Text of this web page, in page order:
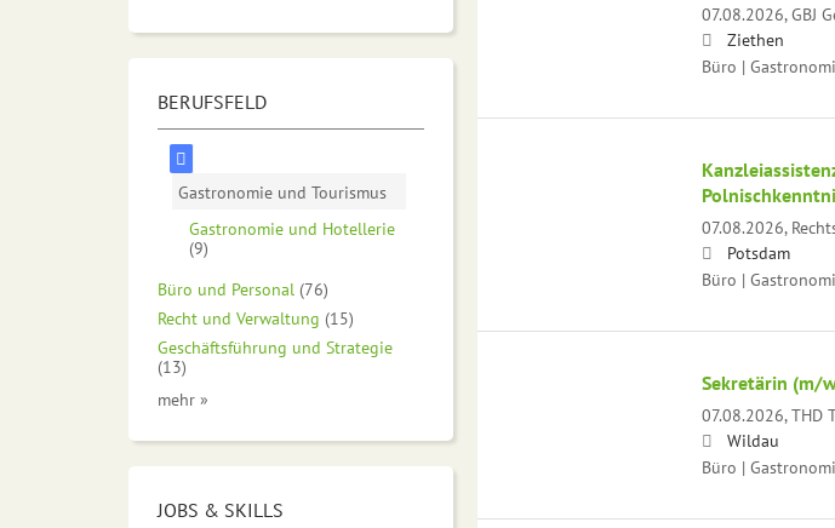
07.08.2026,GBJ
Ziethen
Büro |
07.08.2026,
Potsdam
Büro |
Sekretärin (m/
07.08.2026,THD
Wildau
Büro |
BERUFSFELD
Gastronomie und Tourismus
Gastronomie und Hotellerie
(9)
Büro und Personal (76)
Recht und Verwaltung (15)
Geschäftsführung und Strategie
(13)
mehr »
JOBS & SKILLS